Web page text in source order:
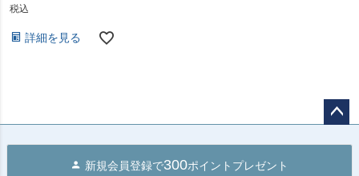
税込
詳細を見る
新規会員登録で300ポイントプレゼント